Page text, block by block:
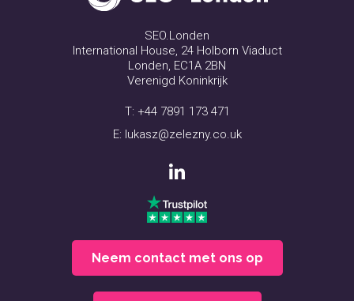
SEO.Londen
International House, 24 Holborn Viaduct
Londen, EC1A 2BN
Verenigd Koninkrijk
T: +44 7891 173 471
E: lukasz@zelezny.co.uk
Neem contact met ons op